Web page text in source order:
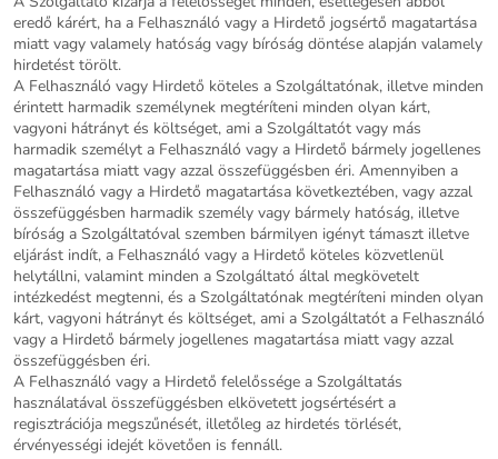
eredő kárért, ha a Felhasználó vagy a Hirdető jogsértő magatartása
miatt vagy valamely hatóság vagy bíróság döntése alapján valamely
hirdetést törölt.
A Felhasználó vagy Hirdető köteles a Szolgáltatónak, illetve minden
érintett harmadik személynek megtéríteni minden olyan kárt,
vagyoni hátrányt és költséget, ami a Szolgáltatót vagy más
harmadik személyt a Felhasználó vagy a Hirdető bármely jogellenes
magatartása miatt vagy azzal összefüggésben éri. Amennyiben a
Felhasználó vagy a Hirdető magatartása következtében, vagy azzal
összefüggésben harmadik személy vagy bármely hatóság, illetve
bíróság a Szolgáltatóval szemben bármilyen igényt támaszt illetve
eljárást indít, a Felhasználó vagy a Hirdető köteles közvetlenül
helytállni, valamint minden a Szolgáltató által megkövetelt
intézkedést megtenni, és a Szolgáltatónak megtéríteni minden olyan
kárt, vagyoni hátrányt és költséget, ami a Szolgáltatót a Felhasználó
vagy a Hirdető bármely jogellenes magatartása miatt vagy azzal
összefüggésben éri.
A Felhasználó vagy a Hirdető felelőssége a Szolgáltatás
használatával összefüggésben elkövetett jogsértésért a
regisztrációja megszűnését, illetőleg az hirdetés törlését,
érvényességi idejét követően is fennáll.